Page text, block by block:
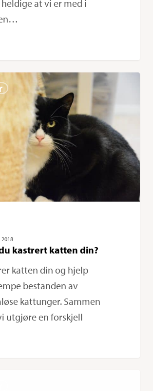
heldige at vi er med i
2018
kastrert katten din?
katten din og hjelp
bestanden av
kattunger. Sammen
utgjøre en forskjell